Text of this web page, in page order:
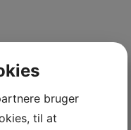
bruger
til at